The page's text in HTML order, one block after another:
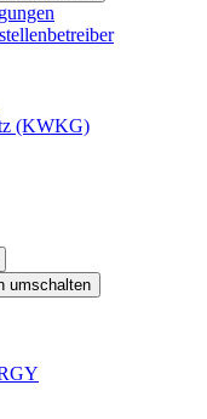
(KWKG)
umschalten